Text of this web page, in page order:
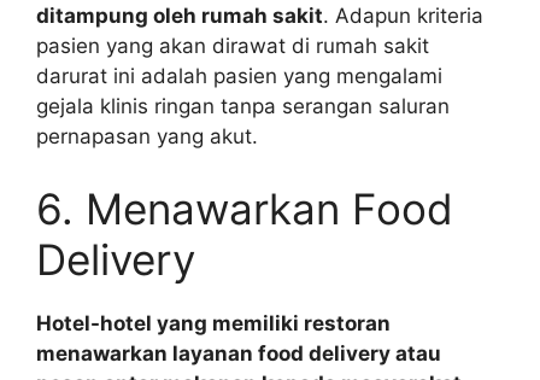
ditampung oleh rumah sakit. Adapun kriteria
pasien yang akan dirawat di rumah sakit
darurat ini adalah pasien yang mengalami
gejala klinis ringan tanpa serangan saluran
pernapasan yang akut.
6. Menawarkan Food
Delivery
Hotel-hotel yang memiliki restoran
menawarkan layanan food delivery atau